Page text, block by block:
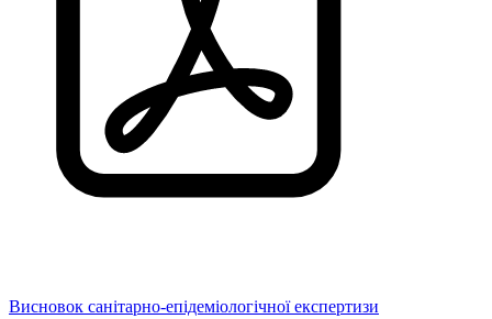
Висновок санітарно-епідеміологічної експертизи